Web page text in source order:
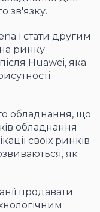
зв'язку.
і стати другим
ринку
Huawei, яка
обладнання, що
обладнання
своїх ринків
як
продавати